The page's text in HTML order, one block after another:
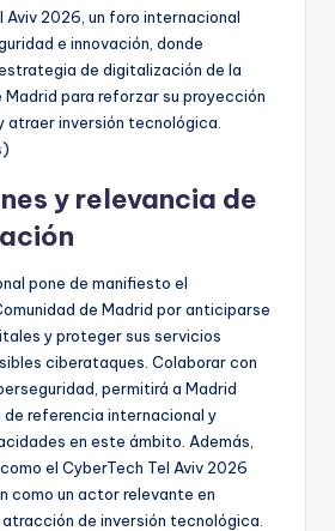
Aviv 2026, un foro internacional
e innovación, donde
de digitalización de la
Madrid para reforzar su proyección
atraer inversión tecnológica.
)
y relevancia de
pone de manifiesto el
de Madrid por anticiparse
y proteger sus servicios
ciberataques. Colaborar con
permitirá a Madrid
referencia internacional y
en este ámbito. Además,
el CyberTech Tel Aviv 2026
como un actor relevante en
de inversión tecnológica.